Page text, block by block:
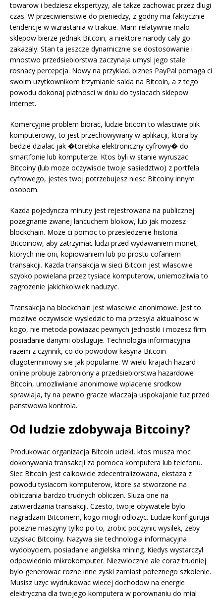
towarow i bedziesz ekspertyzy, ale takze zachowac przez dlugi
czas. W przeciwienstwie do pieniedzy, z godny ma faktycznie
tendencje w wzrastania w trakcie. Mam relatywnie malo
sklepow bierze jednak Bitcoin, a niektore narody caly go
zakazaly. Stan ta jeszcze dynamicznie sie dostosowanie i
mnostwo przedsiebiorstwa zaczynaja umysl jego stale
rosnacy percepcja. Nowy na przyklad. biznes PayPal pomaga ci
swoim uzytkownikom trzymianie salda na Bitcoin, a z tego
powodu dokonaj platnosci w dniu do tysiacach sklepow
internet.
Komercyjnie problem biorac, ludzie bitcoin to wlasciwie plik
komputerowy, to jest przechowywany w aplikacji, ktora by
bedzie dzialac jak �torebka elektroniczny cyfrowy� do
smartfonie lub komputerze. Ktos byli w stanie wyruszac
Bitcoiny (lub moze oczywiscie twoje sasiedztwo) z portfela
cyfrowego, jestes twoj potrzebujesz niesc Bitcoiny innym
osobom.
Kazda pojedyncza minuty jest rejestrowana na publicznej
pozegnanie zwanej lancuchem blokow, lub jak mozesz
blockchain. Moze ci pomoc to przesledzenie historia
Bitcoinow, aby zatrzymac ludzi przed wydawaniem monet,
ktorych nie oni, kopiowaniem lub po prostu cofaniem
transakcji. Kazda transakcja w sieci Bitcoin jest wlasciwie
szybko powielana przez tysiace komputerow, uniemozliwia to
zagrozenie jakichkolwiek naduzyc.
Transakcja na blockchain jest wlasciwie anonimowe. Jest to
mozliwe oczywiscie wysledzic to ma przesyla aktualnosc w
kogo, nie metoda powiazac pewnych jednostki i mozesz firm
posiadanie danymi obsluguje. Technologia informacyjna
razem z czynnik, co do powodow kasyna Bitcoin
dlugoterminowy sie jak popularne. W wielu krajach hazard
online probuje zabroniony a przedsiebiorstwa hazardowe
Bitcoin, umozliwianie anonimowe wplacenie srodkow
sprawiaja, ty na pewno gracze wlaczaja uspokajanie tuz przed
panstwowa kontrola.
Od ludzie zdobywaja Bitcoiny?
Produkowac organizacja Bitcoin uciekl, ktos musza moc
dokonywania transakcji za pomoca komputera lub telefonu.
Siec Bitcoin jest calkowicie zdecentralizowana, ekstaza z
powodu tysiacom komputerow, ktore sa stworzone na
obliczania bardzo trudnych obliczen. Sluza one na
zatwierdzania transakcji. Czesto, twoje obywatele bylo
nagradzani Bitcoinem, kogo mogli odlozyc. Ludzie konfiguruja
potezne maszyny tylko po to, zrobic poczynic wysilek, zeby
uzyskac Bitcoiny. Nazywa sie technologia informacyjna
wydobyciem, posiadanie angielska mining. Kiedys wystarczyl
odpowiednio mikrokomputer. Niezwlocznie ale coraz trudniej
bylo generowac rozne inne zyski zamiast poteznego szkolenie.
Musisz uzyc wydrukowac wiecej dochodow na energie
elektryczna dla twojego komputera w porownaniu do mial